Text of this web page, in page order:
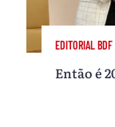
EDITORIAL BDF
Então é